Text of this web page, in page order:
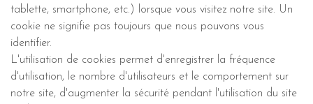
tablette, smartphone, etc.) lorsque vous visitez notre site. Un
cookie ne signifie pas toujours que nous pouvons vous
identifier.
L'utilisation de cookies permet d'enregistrer la fréquence
d'utilisation, le nombre d'utilisateurs et le comportement sur
notre site, d'augmenter la sécurité pendant l'utilisation du site